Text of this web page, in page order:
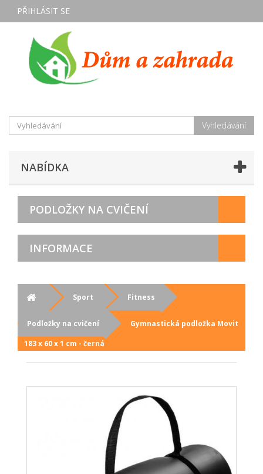
PŘIHLÁSIT SE
Vyhledávání
NABÍDKA
PODLOŽKY NA CVIČENÍ
INFORMACE
Sport Fitness
Podložky na cvičení
Gymnastická podložka Movit
183 x 60 x 1 cm - černá